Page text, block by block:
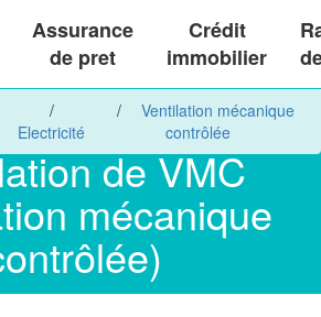
Assurance
de pret
Crédit
immobilier
Electricité
Ventilation mécanique
contrôlée
de VMC
mécanique